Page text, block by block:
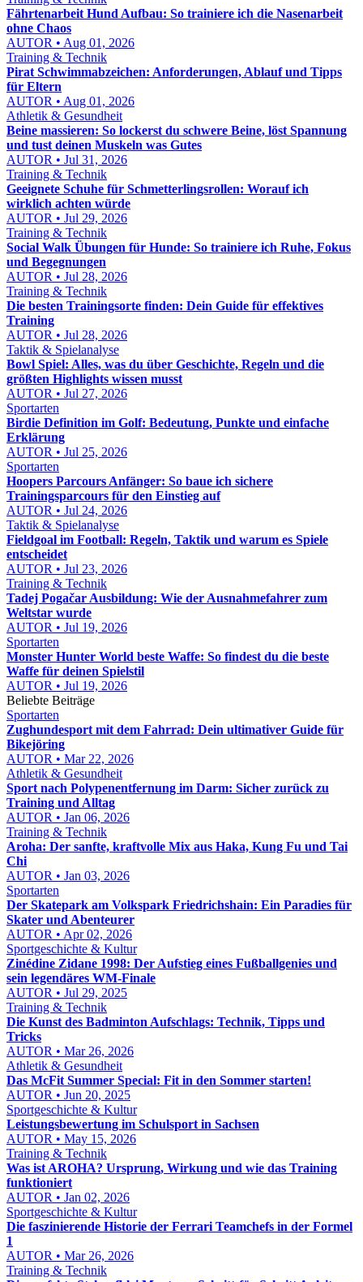
Fährtenarbeit Hund Aufbau: So trainiere ich die Nasenarbeit
ohne Chaos
AUTOR • Aug 01, 2026
Training & Technik
Pirat Schwimmabzeichen: Anforderungen, Ablauf und Tipps
für Eltern
AUTOR • Aug 01, 2026
Athletik & Gesundheit
Beine massieren: So lockerst du schwere Beine, löst Spannung
und tust deinen Muskeln was Gutes
AUTOR • Jul 31, 2026
Training & Technik
Geeignete Schuhe für Schmetterlingsrollen: Worauf ich
wirklich achten würde
AUTOR • Jul 29, 2026
Training & Technik
Social Walk Übungen für Hunde: So trainiere ich Ruhe, Fokus
und Begegnungen
AUTOR • Jul 28, 2026
Training & Technik
Die besten Trainingsorte finden: Dein Guide für effektives
Training
AUTOR • Jul 28, 2026
Taktik & Spielanalyse
Bowl Spiel: Alles, was du über Geschichte, Regeln und die
größten Highlights wissen musst
AUTOR • Jul 27, 2026
Sportarten
Birdie Definition im Golf: Bedeutung, Punkte und einfache
Erklärung
AUTOR • Jul 25, 2026
Sportarten
Hoopers Parcours Anfänger: So baue ich sichere
Trainingsparcours für den Einstieg auf
AUTOR • Jul 24, 2026
Taktik & Spielanalyse
Fieldgoal im Football: Regeln, Taktik und warum es Spiele
entscheidet
AUTOR • Jul 23, 2026
Training & Technik
Tadej Pogačar Ausbildung: Wie der Ausnahmefahrer zum
Weltstar wurde
AUTOR • Jul 19, 2026
Sportarten
Monster Hunter World beste Waffe: So findest du die beste
Waffe für deinen Spielstil
AUTOR • Jul 19, 2026
Beliebte Beiträge
Sportarten
Zughundesport mit dem Fahrrad: Dein ultimativer Guide für
Bikejöring
AUTOR • Mar 22, 2026
Athletik & Gesundheit
Sport nach Polypenentfernung im Darm: Sicher zurück zu
Training und Alltag
AUTOR • Jan 06, 2026
Training & Technik
Aroha: Der sanfte, kraftvolle Mix aus Haka, Kung Fu und Tai
Chi
AUTOR • Jan 03, 2026
Sportarten
Der Skatepark am Volkspark Friedrichshain: Ein Paradies für
Skater und Abenteurer
AUTOR • Apr 02, 2026
Sportgeschichte & Kultur
Zinédine Zidane 1998: Der Aufstieg eines Fußballgenies und
sein legendäres WM-Finale
AUTOR • Jul 29, 2025
Training & Technik
Die Kunst des Badminton Aufschlags: Technik, Tipps und
Tricks
AUTOR • Mar 26, 2026
Athletik & Gesundheit
Das McFit Summer Special: Fit in den Sommer starten!
AUTOR • Jun 20, 2025
Sportgeschichte & Kultur
Leistungsbewertung im Schulsport in Sachsen
AUTOR • May 15, 2026
Training & Technik
Was ist AROHA? Ursprung, Wirkung und wie das Training
funktioniert
AUTOR • Jan 02, 2026
Sportgeschichte & Kultur
Die faszinierende Historie der Ferrari Teamchefs in der Formel
1
AUTOR • Mar 26, 2026
Training & Technik